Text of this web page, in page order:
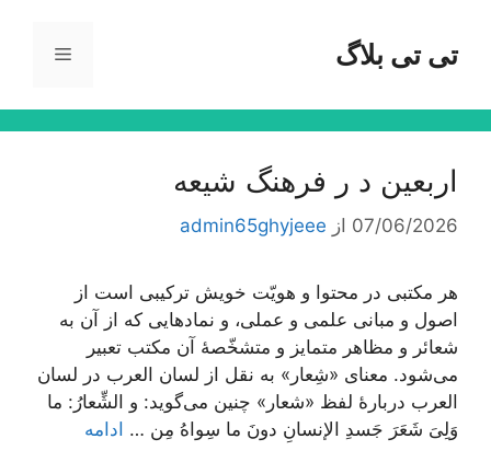
محتواتی تی بلاگ فهرست
اربعین د ر فرهنگ شیعه
07/06/2026 از admin65ghyjeee
هر مکتبی در محتوا و هویّت خویش ترکیبی است از
اصول و مبانی علمی و عملی، و نمادهایی که از آن به
شعائر و مظاهر متمایز و متشخّصۀ آن مکتب تعبیر
می‌شود. معنای «شِعار» به نقل از لسان العرب در لسان
العرب دربارۀ لفظ «شعار» چنین می‌گوید: و الشِّعارُ: ما
وَلِیَ شَعَرَ جَسدِ الإنسانِ دونَ ما سِواهُ مِن … ادامه